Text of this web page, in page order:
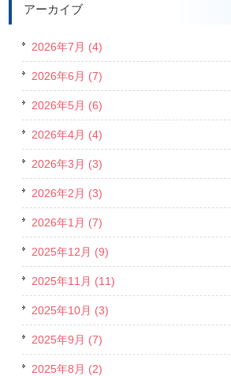
アーカイブ
2026年7月 (4)
2026年6月 (7)
2026年5月 (6)
2026年4月 (4)
2026年3月 (3)
2026年2月 (3)
2026年1月 (7)
2025年12月 (9)
2025年11月 (11)
2025年10月 (3)
2025年9月 (7)
2025年8月 (2)